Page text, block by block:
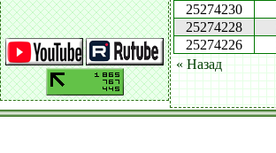
25274230
25274228
25274226
« Назад